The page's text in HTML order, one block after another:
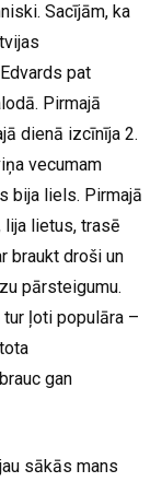
Sacījām, ka
pat
Pirmajā
dienā izcīnīja 2.
vecumam
bija liels. Pirmajā
lietus, trasē
braukt droši un
pārsteigumu.
tur ļoti populāra –
gan
sākās mans